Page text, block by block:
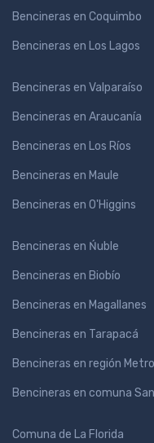
Bencineras en Coquimbo
Bencineras en Los Lagos
Bencineras en Valparaíso
Bencineras en Araucanía
Bencineras en Los Ríos
Bencineras en Maule
Bencineras en O'Higgins
Bencineras en Ńuble
Bencineras en Biobío
Bencineras en Magallanes
Bencineras en Tarapacá
Bencineras en región
Bencineras en comuna
Comuna de La Florida